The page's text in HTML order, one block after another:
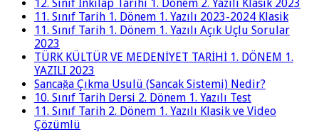
12. Sınıf İnkılap Tarihi 1. Dönem 2. Yazılı Klasik 2023
11. Sınıf Tarih 1. Dönem 1. Yazılı 2023-2024 Klasik
11. Sınıf Tarih 1. Dönem 1. Yazılı Açık Uçlu Sorular
2023
TÜRK KÜLTÜR VE MEDENİYET TARİHİ 1. DÖNEM 1.
YAZILI 2023
Sancağa Çıkma Usulü (Sancak Sistemi) Nedir?
10. Sınıf Tarih Dersi 2. Dönem 1. Yazılı Test
11. Sınıf Tarih 2. Dönem 1. Yazılı Klasik ve Video
Çözümlü